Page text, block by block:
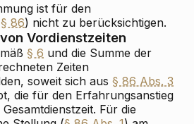
ist für den
§ 86) nicht zu berücksichtigen.
Vordienstzeiten
§ 6 und die Summe der
Zeiten
soweit sich aus § 86 Abs. 3
die für den Erfahrungsanstieg
Für die